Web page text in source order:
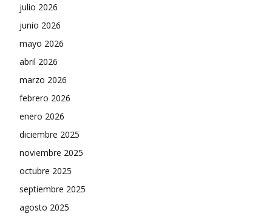
julio 2026
junio 2026
mayo 2026
abril 2026
marzo 2026
febrero 2026
enero 2026
diciembre 2025
noviembre 2025
octubre 2025
septiembre 2025
agosto 2025